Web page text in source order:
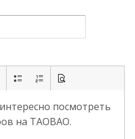
посмотреть
на TAOBAO.